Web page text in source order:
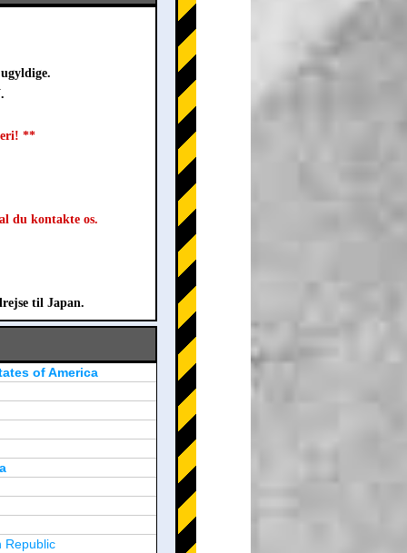
**
du kontakte os.
til Japan.
of America
Republic